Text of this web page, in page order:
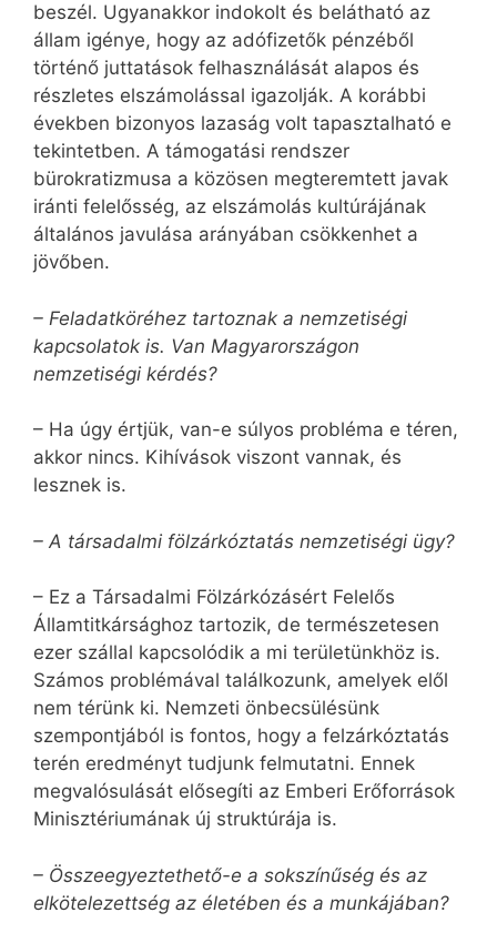
beszél. Ugyanakkor indokolt és belátható az
állam igénye, hogy az adófizetők pénzéből
történő juttatások felhasználását alapos és
részletes elszámolással igazolják. A korábbi
években bizonyos lazaság volt tapasztalható e
tekintetben. A támogatási rendszer
bürokratizmusa a közösen megteremtett javak
iránti felelősség, az elszámolás kultúrájának
általános javulása arányában csökkenhet a
jövőben.
– Feladatköréhez tartoznak a nemzetiségi
kapcsolatok is. Van Magyarországon
nemzetiségi kérdés?
– Ha úgy értjük, van-e súlyos probléma e téren,
akkor nincs. Kihívások viszont vannak, és
lesznek is.
– A társadalmi fölzárkóztatás nemzetiségi ügy?
– Ez a Társadalmi Fölzárkózásért Felelős
Államtitkársághoz tartozik, de természetesen
ezer szállal kapcsolódik a mi területünkhöz is.
Számos problémával találkozunk, amelyek elől
nem térünk ki. Nemzeti önbecsülésünk
szempontjából is fontos, hogy a felzárkóztatás
terén eredményt tudjunk felmutatni. Ennek
megvalósulását elősegíti az Emberi Erőforrások
Minisztériumának új struktúrája is.
– Összeegyeztethető-e a sokszínűség és az
elkötelezettség az életében és a munkájában?